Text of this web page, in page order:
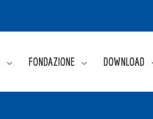
FONDAZIONE DOWNLOAD